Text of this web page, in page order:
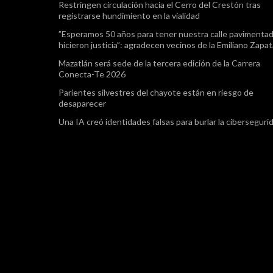
Restringen circulación hacia el Cerro del Crestón tras
registrarse hundimiento en la vialidad
”Esperamos 50 años para tener nuestra calle
hicieron justicia”: agradecen vecinos de la Emiliano
Mazatlán será sede de la tercera edición de la Carrera
Conecta-Te 2026
Parientes silvestres del chayote están en riesgo de
desaparecer
Una IA creó identidades falsas para burlar la